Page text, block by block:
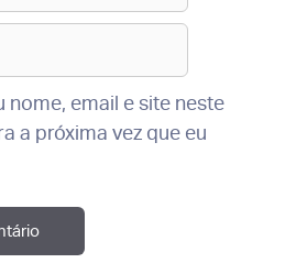
nome, email e site neste
a próxima vez que eu